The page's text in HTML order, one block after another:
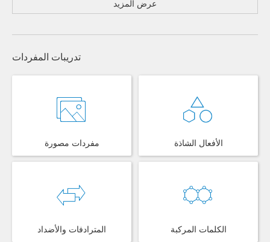
عرض المزيد
تدريبات المفردات
مفردات مصورة الأفعال الشاذة
المترادفات والأضداد الكلمات المركبة